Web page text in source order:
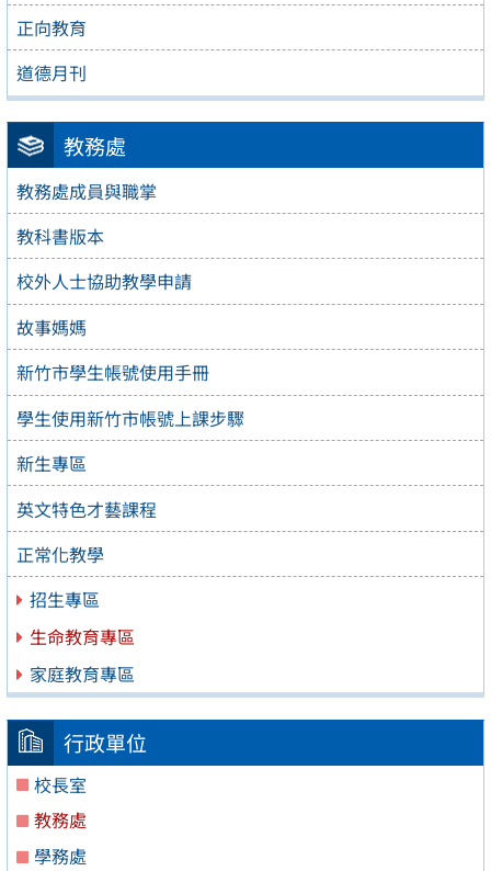
正向教育
道德月刊
教務處
教務處成員與職掌
教科書版本
校外人士協助教學申請
故事媽媽
新竹市學生帳號使用手冊
學生使用新竹市帳號上課步驟
新生專區
英文特色才藝課程
正常化教學
招生專區
生命教育專區
家庭教育專區
行政單位
校長室
教務處
學務處